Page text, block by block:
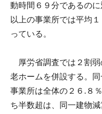
動時間６９分であるの
以上の事業所では平均
っている。
厚労省調査では２割弱
老ホームを併設する。
事業所は全体の２６.８
ち半数超は、同一建物